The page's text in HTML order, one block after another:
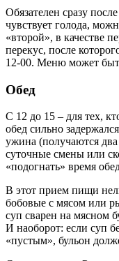
Обязателен сразу
чувствует голода,
«второй», в качестве
перекус, после
12-00. Меню может
Обед
С 12 до 15 – для тех,
обед сильно
ужина (получаются
суточные смены или
«подогнать» время
В этот прием пищи
бобовые с мясом или
суп сварен на мясном
И наоборот: если суп
«пустым», бульон